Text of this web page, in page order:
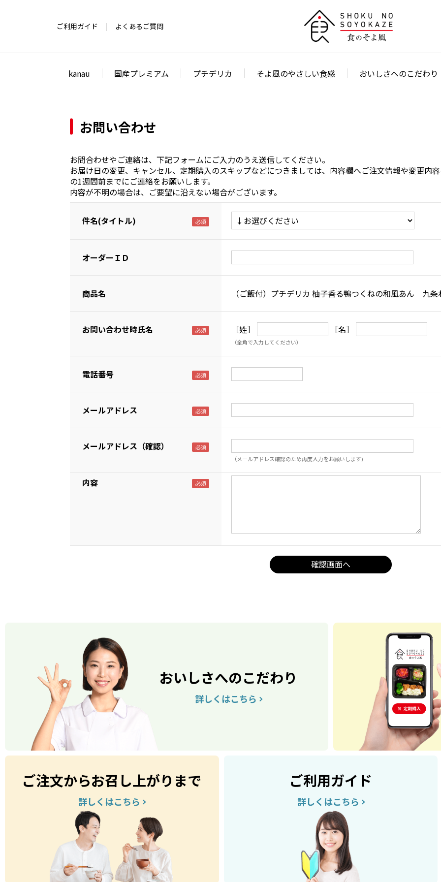
ご利用ガイド よくあるご質問
kanau 国産プレミアム プチデリカ そよ風のやさしい食感 おいしさへのこだわり
お問い合わせ
お問合わせやご連絡は、下記フォームにご入力のうえ送信してください。
お届け日の変更、キャンセル、定期購入のスキップなどにつきましては、内容欄へご注文情報や変更内
の1週間前までにご連絡をお願いします。
内容が不明の場合は、ご要望に沿えない場合がございます。
件名(タイトル)
オーダーＩＤ
商品名 （ご飯付）プチデリカ 柚子香る鴨つくねの和風あん 九条
お問い合わせ時氏名 ［姓］ ［名］
（全角で入力してください）
電話番号
メールアドレス
メールアドレス（確認）
（メールアドレス確認のため再度入力をお願いします)
内容
おいしさへのこだわり
詳しくはこちら
ご注文からお召し上がりまで
詳しくはこちら
ご利用ガイド
詳しくはこちら